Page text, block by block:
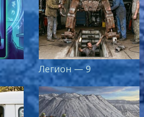
Легион — 9